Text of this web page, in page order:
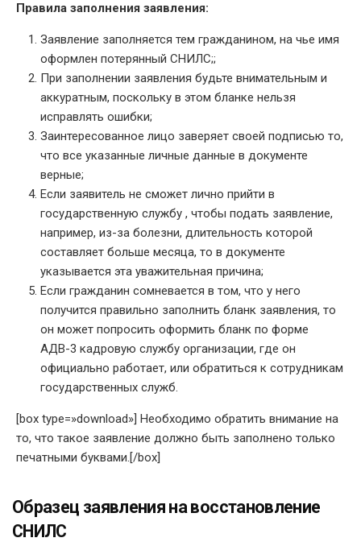
Правила заполнения заявления:
Заявление заполняется тем гражданином, на чье имя
оформлен потерянный СНИЛС;;
При заполнении заявления будьте внимательным и
аккуратным, поскольку в этом бланке нельзя
исправлять ошибки;
Заинтересованное лицо заверяет своей подписью то,
что все указанные личные данные в документе
верные;
Если заявитель не сможет лично прийти в
государственную службу , чтобы подать заявление,
например, из-за болезни, длительность которой
составляет больше месяца, то в документе
указывается эта уважительная причина;
Если гражданин сомневается в том, что у него
получится правильно заполнить бланк заявления, то
он может попросить оформить бланк по форме
АДВ-3 кадровую службу организации, где он
официально работает, или обратиться к сотрудникам
государственных служб.
[box type=»download»] Необходимо обратить внимание на
то, что такое заявление должно быть заполнено только
печатными буквами.[/box]
Образец заявления на восстановление
СНИЛС